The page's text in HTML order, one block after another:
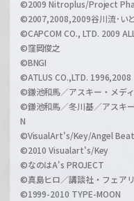
©2009 Nitroplus/Project
©2007,2008,2009谷川流･い
©CAPCOM CO., LTD. 2009
©窪岡俊之
©BNGI
©ATLUS CO.,LTD. 1996,2008
©鎌池和馬／アスキー・メデ
©鎌池和馬／冬川基／アスキ
N
©VisualArt's/Key/Angel
©2010 Visualart's/Key
©なのはA's PROJECT
©真島ヒロ／講談社・フェア
©1999-2010 TYPE-MOON